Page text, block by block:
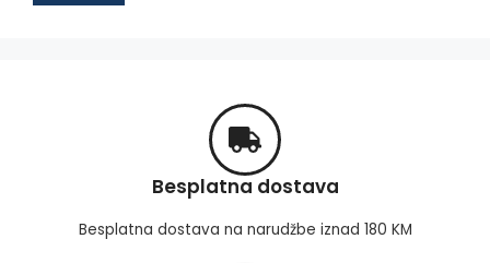
Besplatna dostava
Besplatna dostava na narudžbe iznad 180 KM